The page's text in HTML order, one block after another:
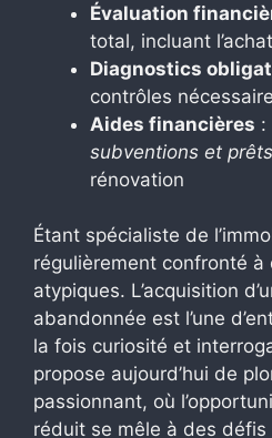
Évaluation
total, incluant
Diagnostics
contrôles
Aides financières :
subventions et prêts
rénovation
Étant spécialiste de
régulièrement confronté à
atypiques. L’acquisition
abandonnée est l’une
la fois curiosité et
propose aujourd’hui de
passionnant, où
réduit se mêle à des